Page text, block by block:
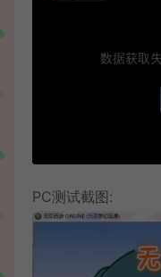
PC测试截图: